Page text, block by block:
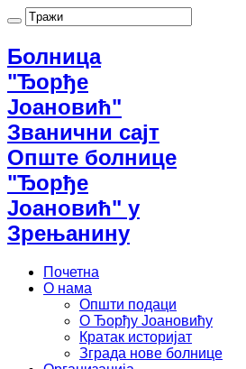
Болница
"Ђорђе
Јоановић"
Званични сајт
Опште болнице
"Ђорђе
Јоановић" у
Зрењанину
Почетна
О нама
Општи подаци
О Ђорђу Јоановићу
Кратак историјат
Зграда нове болнице